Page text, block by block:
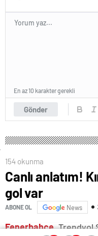
Gönder
En az 10 karakter gerekli
154 okunma
Canlı anlatım!
gol var
ABONE OL News
Fenerbahçe, Trendyol